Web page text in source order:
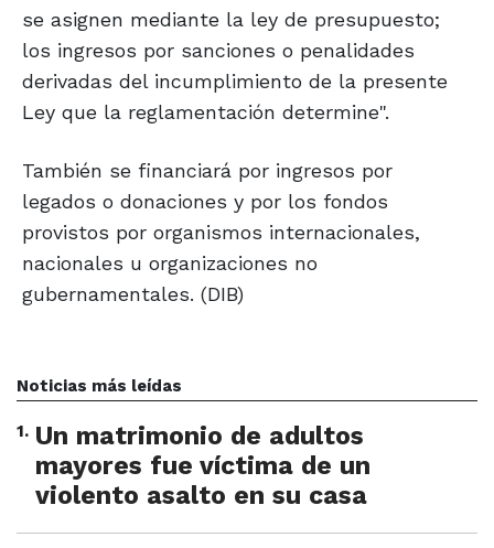
se asignen mediante la ley de presupuesto;
los ingresos por sanciones o penalidades
derivadas del incumplimiento de la presente
Ley que la reglamentación determine".
También se financiará por ingresos por
legados o donaciones y por los fondos
provistos por organismos internacionales,
nacionales u organizaciones no
gubernamentales. (DIB)
Noticias más leídas
1. Un matrimonio de adultos
mayores fue víctima de un
violento asalto en su casa